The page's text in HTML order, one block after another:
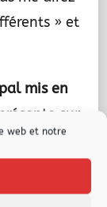
web et notre
» et
mis en
sur
C’est le
le